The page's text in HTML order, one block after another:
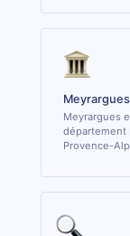
Meyrargues
département
Provence-